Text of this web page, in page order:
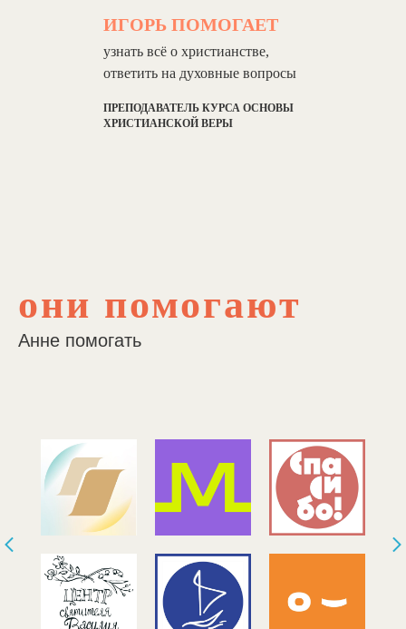
ИГОРЬ ПОМОГАЕТ
узнать всё о христианстве,
ответить на духовные вопросы
ПРЕПОДАВАТЕЛЬ КУРСА ОСНОВЫ
ХРИСТИАНСКОЙ ВЕРЫ
они помогают
Анне помогать